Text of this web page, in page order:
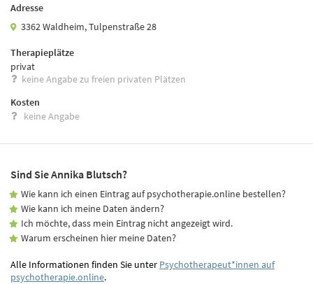
Adresse
3362 Waldheim, Tulpenstraße 28
Therapieplätze
privat
keine Angabe zu freien privaten Plätzen
Kosten
keine Angabe
Sind Sie Annika Blutsch?
Wie kann ich einen Eintrag auf psychotherapie.online bestellen?
Wie kann ich meine Daten ändern?
Ich möchte, dass mein Eintrag nicht angezeigt wird.
Warum erscheinen hier meine Daten?
Alle Informationen finden Sie unter Psychotherapeut*innen auf
psychotherapie.online.